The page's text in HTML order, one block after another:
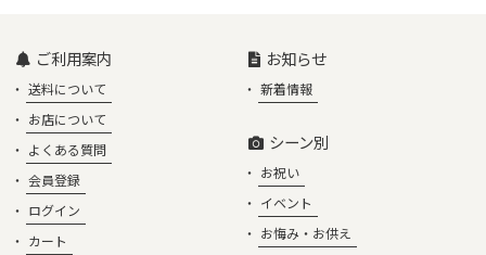
ご利用案内
送料について
お店について
よくある質問
会員登録
ログイン
カート
お知らせ
新着情報
シーン別
お祝い
イベント
お悔み・お供え